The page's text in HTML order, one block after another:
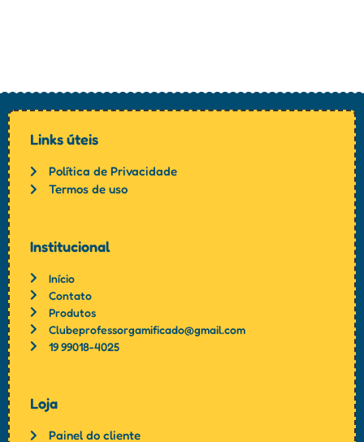
Links úteis
Política de Privacidade
Termos de uso
Institucional
Início
Contato
Produtos
Clubeprofessorgamificado@gmail.com
19 99018-4025
Loja
Painel do cliente